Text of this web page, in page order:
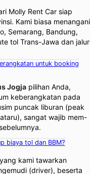
Molly Rent Car siap
Kami biasa menangani
Semarang, Bandung,
tol Trans-Jawa dan jalur
untuk booking
Jogja pilihan Anda,
keberangkatan pada
puncak liburan (peak
sangat wajib mem-
biaya tol dan BBM?
yang kami tawarkan
(driver), beserta